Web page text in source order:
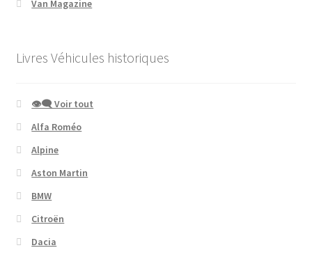
Van Magazine
Livres Véhicules historiques
👁‍🗨 Voir tout
Alfa Roméo
Alpine
Aston Martin
BMW
Citroën
Dacia